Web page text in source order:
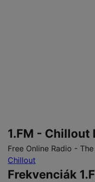
1.FM - Chillout
Free Online Radio -
Chillout
Frekvenciák